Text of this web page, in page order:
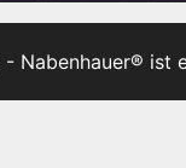
- Nabenhauer® ist